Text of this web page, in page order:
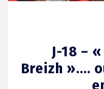
J-18 –
Breizh »….